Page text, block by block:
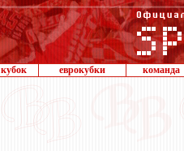
кубок еврокубки команда